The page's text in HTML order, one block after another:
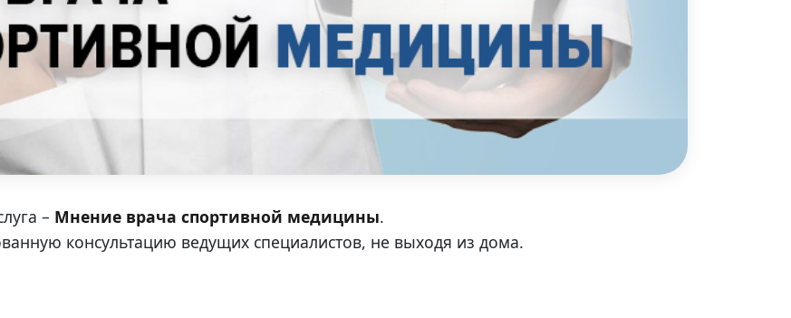
– Мнение врача спортивной медицины.
консультацию ведущих специалистов, не выходя из дома.